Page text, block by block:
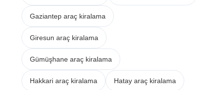
Gaziantep araç kiralama
Giresun araç kiralama
Gümüşhane araç kiralama
Hakkari araç kiralama Hatay araç kiralama